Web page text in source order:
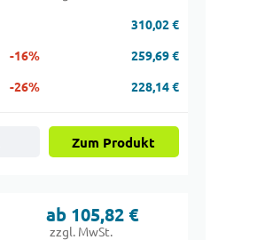
310,02 €
-16% 259,69 €
-26% 228,14 €
Zum Produkt
ab 105,82 €
zzgl. MwSt.